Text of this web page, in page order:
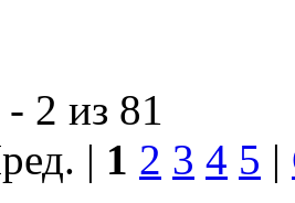
2 из 81
| 1 2 3 4 5 |